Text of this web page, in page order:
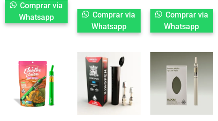
Comprar via
Whatsapp
Comprar via
Whatsapp
Comprar via
Whatsapp